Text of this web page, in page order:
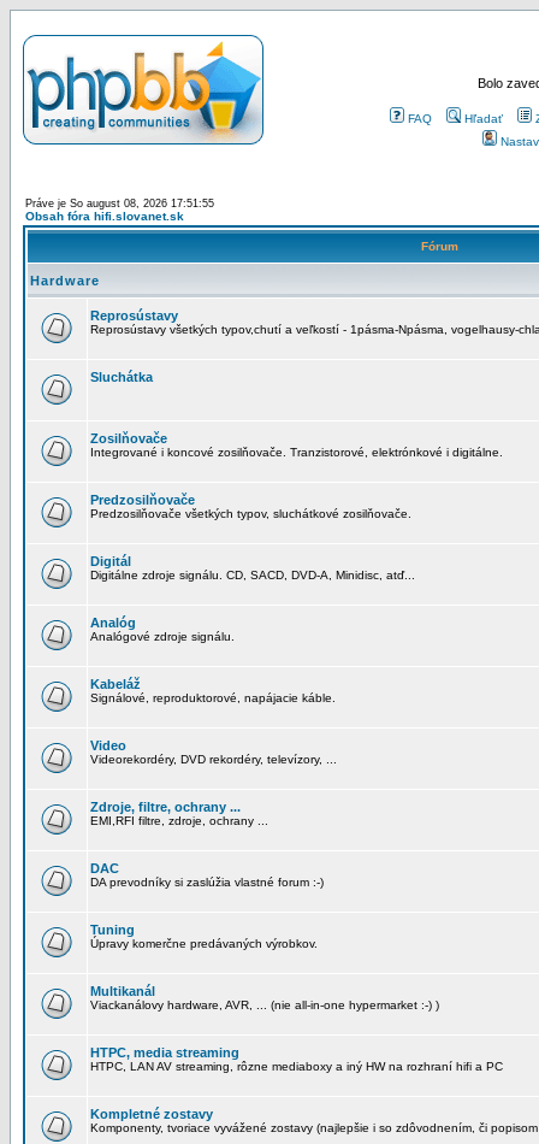
Bolo
FAQ Hľadať
Práve je So august 08, 2026 17:51:55
Obsah fóra hifi.slovanet.sk
Fórum
Hardware
Reprosústavy
Reprosústavy všetkých typov,chutí a veľkostí - 1pásma-Npásma, vogelhausy-
Sluchátka
Zosilňovače
Integrované i koncové zosilňovače. Tranzistorové, elektrónkové i digitálne.
Predzosilňovače
Predzosilňovače všetkých typov, sluchátkové zosilňovače.
Digitál
Digitálne zdroje signálu. CD, SACD, DVD-A, Minidisc, atď...
Analóg
Analógové zdroje signálu.
Kabeláž
Signálové, reproduktorové, napájacie káble.
Video
Videorekordéry, DVD rekordéry, televízory, ...
Zdroje, filtre, ochrany ...
EMI,RFI filtre, zdroje, ochrany ...
DAC
DA prevodníky si zaslúžia vlastné forum :-)
Tuning
Úpravy komerčne predávaných výrobkov.
Multikanál
Viackanálovy hardware, AVR, ... (nie all-in-one hypermarket :-) )
HTPC, media streaming
HTPC, LAN AV streaming, rôzne mediaboxy a iný HW na rozhraní hifi a PC
Kompletné zostavy
Komponenty, tvoriace vyvážené zostavy (najlepšie i so zdôvodnením, či